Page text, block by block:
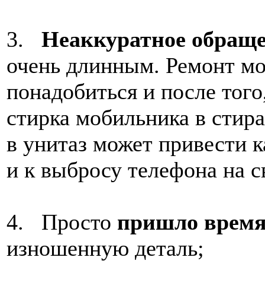
3. Неаккуратное
очень длинным. Ремонт
понадобиться и после
стирка мобильника в
в унитаз может привести
и к выбросу телефона на
4. Просто пришло
изношенную деталь;